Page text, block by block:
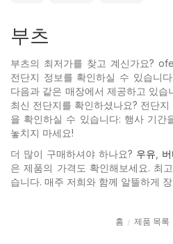
부츠
부츠의 최저가를 찾고 계신가요?
전단지 정보를 확인하실 수 있습니
다음과 같은 매장에서 제공하고 있습
최신 전단지를 확인하셨나요? 전단
을 확인하실 수 있습니다: 행사 기간
놓치지 마세요!
더 많이 구매하셔야 하나요? 우유
은 제품의 가격도 확인해보세요. 최
습니다. 매주 저희와 함께 알뜰하게
홈 제품 목록